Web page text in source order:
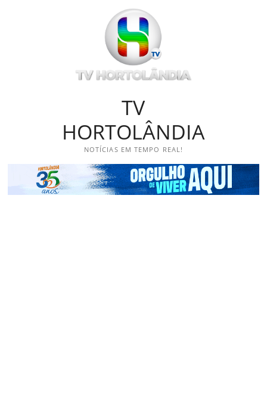
TV
HORTOLÂNDIA
NOTÍCIAS EM TEMPO REAL!